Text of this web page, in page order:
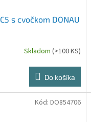
s cvočkom DONAU
Skladom (>100 KS)
Do košíka
Kód: DO854706